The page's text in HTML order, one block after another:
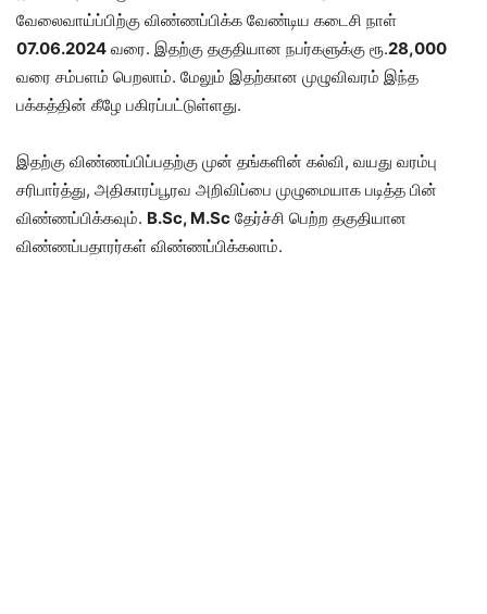
வேலைவாய்ப்பிற்கு விண்ணப்பிக்க வேண்டிய கடைசி நாள்
07.06.2024 வரை. இதற்கு தகுதியான நபர்களுக்கு ரூ.28,000
வரை சம்பளம் பெறலாம். மேலும் இதற்கான முழுவிவரம் இந்த
பக்கத்தின் கீழே பகிரப்பட்டுள்ளது.
இதற்கு விண்ணப்பிப்பதற்கு முன் தங்களின் கல்வி, வயது வரம்பு
சரிபார்த்து, அதிகாரப்பூரவ அறிவிப்பை முழுமையாக படித்த பின்
விண்ணப்பிக்கவும். B.Sc, M.Sc தேர்ச்சி பெற்ற தகுதியான
விண்ணப்பதாரர்கள் விண்ணப்பிக்கலாம்.